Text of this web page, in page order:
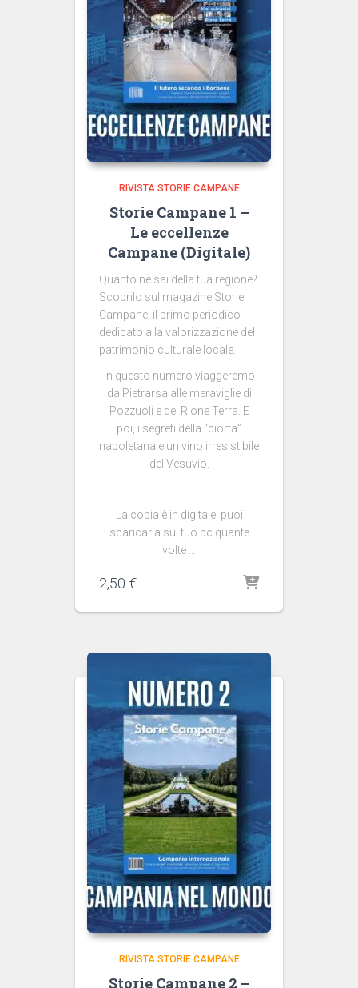
RIVISTA STORIE CAMPANE
Storie Campane 1 –
Le eccellenze
Campane (Digitale)
Quanto ne sai della tua regione?
Scoprilo sul magazine Storie
Campane, il primo periodico
dedicato alla valorizzazione del
patrimonio culturale locale.
In questo numero viaggeremo
da Pietrarsa alle meraviglie di
Pozzuoli e del Rione Terra. E
poi, i segreti della “ciorta”
napoletana e un vino irresistibile
del Vesuvio.
La copia è in digitale, puoi
scaricarla sul tuo pc quante
volte …
2,50 €
RIVISTA STORIE CAMPANE
Storie Campane 2 –